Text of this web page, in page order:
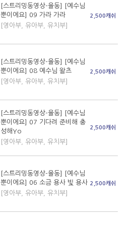
[스트리밍동영상-율동] [예수님
뿐이에요] 09 가라 가라
[영아부, 유아부, 유치부]
2,500캐쉬
[스트리밍동영상-율동] [예수님
뿐이에요] 08 예수님 왈츠
[영아부, 유아부, 유치부]
2,500캐쉬
[스트리밍동영상-율동] [예수님
뿐이에요] 07 기다려 준비해 충
성해Yo
[영아부, 유아부, 유치부]
2,500캐쉬
[스트리밍동영상-율동] [예수님
뿐이에요] 06 소금 용사 빛 용사
[영아부, 유아부, 유치부]
2,500캐쉬